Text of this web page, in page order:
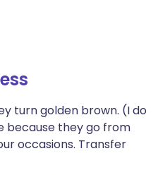
turn golden brown. (I do
because they go from
occasions. Transfer